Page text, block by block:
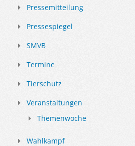
Pressemitteilung
Pressespiegel
SMVB
Termine
Tierschutz
Veranstaltungen
Themenwoche
Wahlkampf